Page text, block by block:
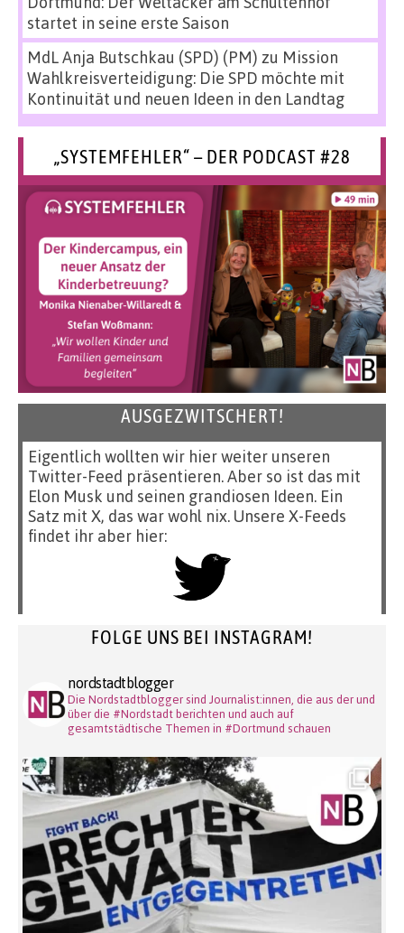
startet in seine erste Saison
MdL Anja Butschkau (SPD) (PM) zu Mission
Wahlkreisverteidigung: Die SPD möchte mit
Kontinuität und neuen Ideen in den Landtag
„SYSTEMFEHLER“ – DER PODCAST #28
AUSGEZWITSCHERT!
Eigentlich wollten wir hier weiter unseren
Twitter-Feed präsentieren. Aber so ist das mit
Elon Musk und seinen grandiosen Ideen. Ein
Satz mit X, das war wohl nix. Unsere X-Feeds
findet ihr aber hier:
FOLGE UNS BEI INSTAGRAM!
nordstadtblogger
Die Nordstadtblogger sind Journalist:innen, die aus der und
über die #Nordstadt berichten und auch auf
gesamtstädtische Themen in #Dortmund schauen